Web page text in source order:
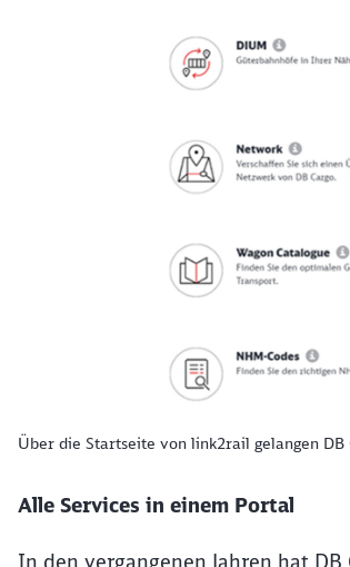
Über die Startseite von link2rail gelangen
Alle Services in einem Portal
In den vergangenen Jahren hat